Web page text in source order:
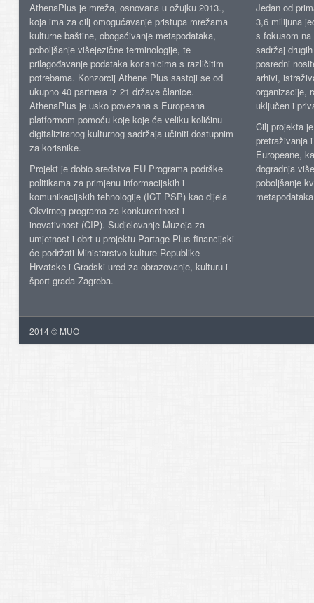
AthenaPlus je mreža, osnovana u ožujku 2013.,
koja ima za cilj omogućavanje pristupa mrežama
kulturne baštine, obogaćivanje metapodataka,
poboljšanje višejezične terminologije, te
prilagođavanje podataka korisnicima s različitim
potrebama. Konzorcij Athene Plus sastoji se od
ukupno 40 partnera iz 21 države članice.
AthenaPlus je usko povezana s Europeana
platformom pomoću koje koje će veliku količinu
digitaliziranog kulturnog sadržaja učiniti dostupnim
za korisnike.
Projekt je dobio sredstva EU Programa podrške
politikama za primjenu informacijskih i
komunikacijskih tehnologije (ICT PSP) kao dijela
Okvirnog programa za konkurentnost i
inovativnost (CIP). Sudjelovanje Muzeja za
umjetnost i obrt u projektu Partage Plus financijski
će podržati Ministarstvo kulture Republike
Hrvatske i Gradski ured za obrazovanje, kulturu i
šport grada Zagreba.
Jedan od
3,6 milijuna
s fokusom
sadržaj
posredni
arhivi,
organizacije,
uključen i
Cilj projekta
pretraživanja
Europeane,
dogradnja
poboljšanje
2014 © MUO